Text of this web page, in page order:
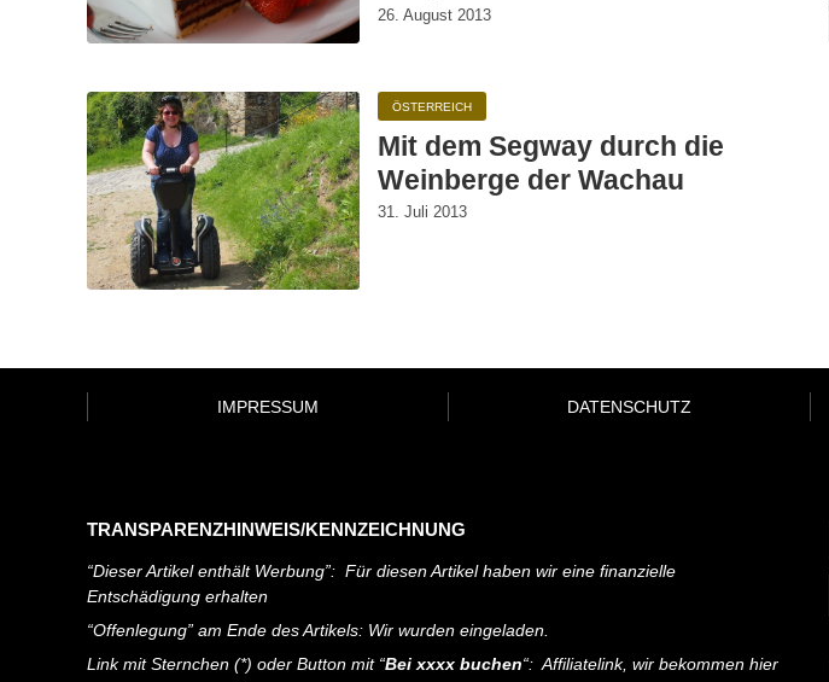
26. August 2013
ÖSTERREICH
Mit dem Segway durch die
Weinberge der Wachau
31. Juli 2013
IMPRESSUM DATENSCHUTZ
TRANSPARENZHINWEIS/KENNZEICHNUNG
“Dieser Artikel enthält Werbung”: Für diesen Artikel haben wir eine finanzielle
Entschädigung erhalten
“Offenlegung” am Ende des Artikels: Wir wurden eingeladen.
Link mit Sternchen (*) oder Button mit “Bei xxxx buchen“: Affiliatelink, wir bekommen hier